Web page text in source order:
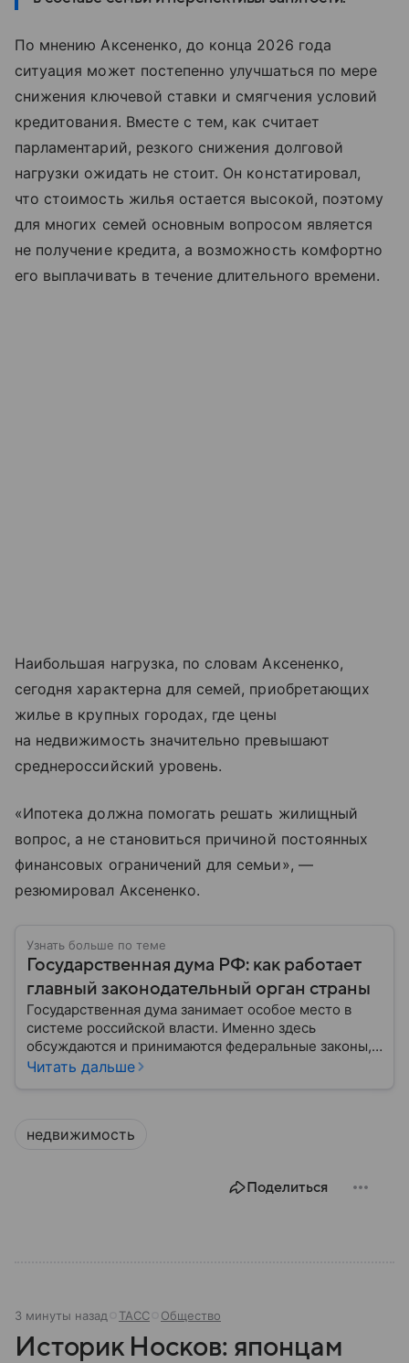
По мнению Аксененко, до конца 2026 года
ситуация может постепенно улучшаться по мере
снижения ключевой ставки и смягчения условий
кредитования. Вместе с тем, как считает
парламентарий, резкого снижения долговой
нагрузки ожидать не стоит. Он констатировал,
что стоимость жилья остается высокой, поэтому
для многих семей основным вопросом является
не получение кредита, а возможность комфортно
его выплачивать в течение длительного времени.
Наибольшая нагрузка, по словам Аксененко,
сегодня характерна для семей, приобретающих
жилье в крупных городах, где цены
на недвижимость значительно превышают
среднероссийский уровень.
«Ипотека должна помогать решать жилищный
вопрос, а не становиться причиной постоянных
финансовых ограничений для семьи», —
резюмировал Аксененко.
Узнать больше по теме
Государственная дума РФ: как работает
главный законодательный орган страны
Государственная дума занимает особое место в
системе российской власти. Именно здесь
обсуждаются и принимаются федеральные законы,
определяющие развитие государства, экономики и
Разбираемся, как устроена Госдума, какие
Читать дальше
недвижимость
Поделиться
3 минуты назад ТАСС Общество
Историк Носков: японцам